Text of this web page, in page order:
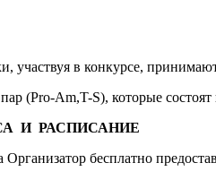
участвуя в конкурсе,
(Pro-Am,T-S), которые
И РАСПИСАНИЕ
бесплатно